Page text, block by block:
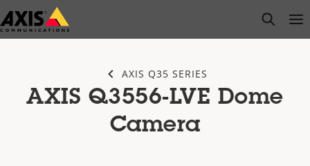
Przejdź
do
open
AXIS Q35 SERIES
AXIS Q3556-LVE Dome
Camera